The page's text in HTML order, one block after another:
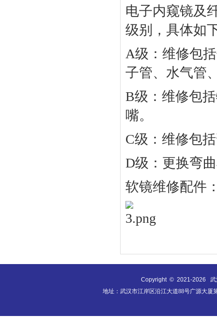
电子内窥镜及
级别，具体如
A级：维修包
子管、水气管
B级：维修包
嘴。
C级：维修包
D级：更换弯
软镜维修配件
Copyright © 2021-2026
武
地址：武汉市江岸区沿江大道88号广源大